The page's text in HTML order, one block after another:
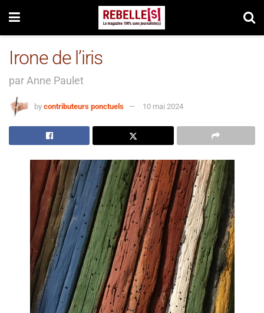
Irone de l’iris
par Anne Paulet
by contributeurs ponctuels 10 mai 2024